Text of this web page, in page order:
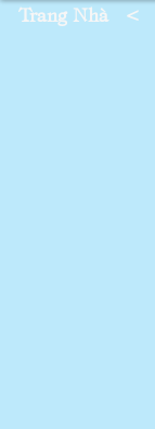
Trang Nhà <